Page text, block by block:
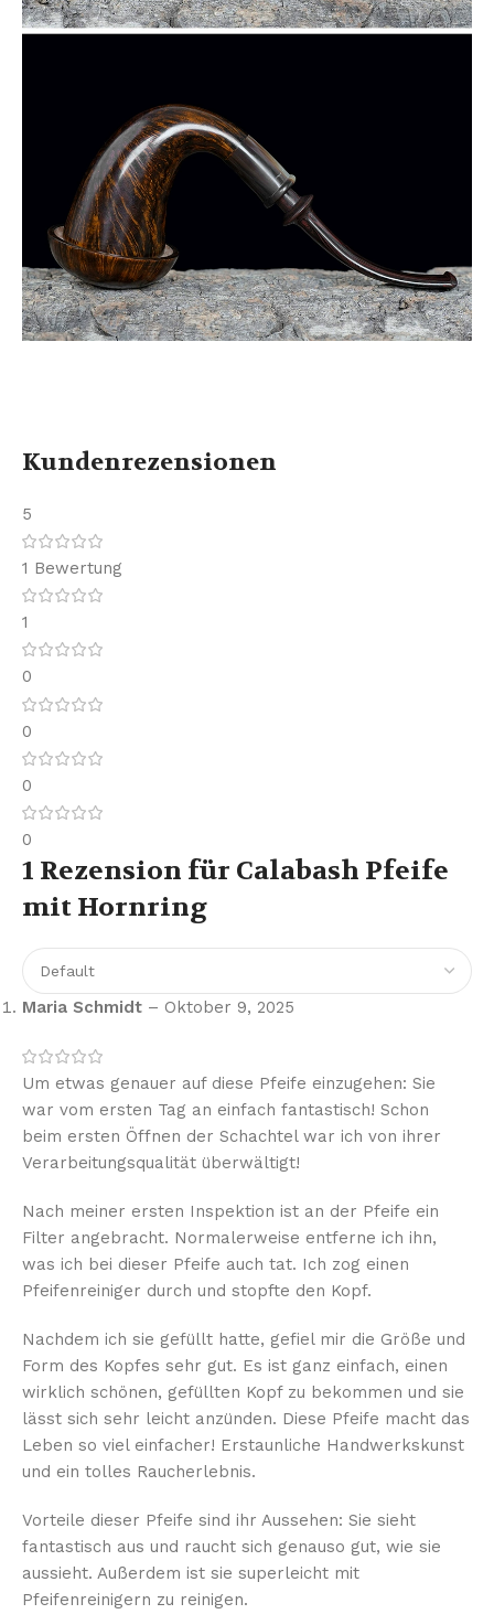
Kundenrezensionen
5
1 Bewertung
1
0
0
0
0
1 Rezension für Calabash Pfeife
mit Hornring
Maria Schmidt – Oktober 9, 2025
Um etwas genauer auf diese Pfeife einzugehen: Sie
war vom ersten Tag an einfach fantastisch! Schon
beim ersten Öffnen der Schachtel war ich von ihrer
Verarbeitungsqualität überwältigt!
Nach meiner ersten Inspektion ist an der Pfeife ein
Filter angebracht. Normalerweise entferne ich ihn,
was ich bei dieser Pfeife auch tat. Ich zog einen
Pfeifenreiniger durch und stopfte den Kopf.
Nachdem ich sie gefüllt hatte, gefiel mir die Größe und
Form des Kopfes sehr gut. Es ist ganz einfach, einen
wirklich schönen, gefüllten Kopf zu bekommen und sie
lässt sich sehr leicht anzünden. Diese Pfeife macht das
Leben so viel einfacher! Erstaunliche Handwerkskunst
und ein tolles Raucherlebnis.
Vorteile dieser Pfeife sind ihr Aussehen: Sie sieht
fantastisch aus und raucht sich genauso gut, wie sie
aussieht. Außerdem ist sie superleicht mit
Pfeifenreinigern zu reinigen.